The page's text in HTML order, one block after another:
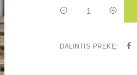
DALINTIS PREKĘ: